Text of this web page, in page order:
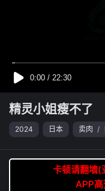
精灵小姐瘦不了
2024 日本 卖肉 /
卡顿请翻墙(
APP